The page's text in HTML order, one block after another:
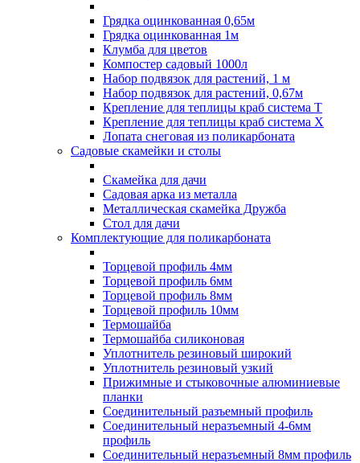
Грядка оцинкованная 0,65м
Грядка оцинкованная 1м
Клумба для цветов
Компостер садовый 1000л
Набор подвязок для растений, 1 м
Набор подвязок для растений, 0,67м
Крепление для теплицы краб система Т
Крепление для теплицы краб система Х
Лопата снеговая из поликарбоната
Садовые скамейки и столы
Скамейка для дачи
Садовая арка из металла
Металлическая скамейка Дружба
Стол для дачи
Комплектующие для поликарбоната
Торцевой профиль 4мм
Торцевой профиль 6мм
Торцевой профиль 8мм
Торцевой профиль 10мм
Термошайба
Термошайба силиконовая
Уплотнитель резиновый широкий
Уплотнитель резиновый узкий
Прижимные и стыковочные алюминиевые
планки
Соединительный разъемный профиль
Соединительный неразъемный 4-6мм
профиль
Соединительный неразъемный 8мм профиль